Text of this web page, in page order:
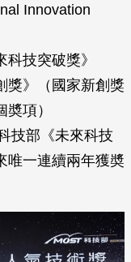
Innovation
技突破獎》
獎》（國家新創獎
項）
技部《未來科技
唯一連續兩年獲奬